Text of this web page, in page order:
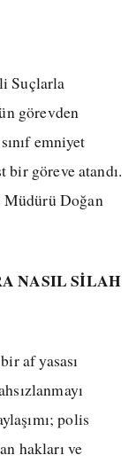
Suçlarla
görevden
emniyet
göreve atandı.
Doğan
NASIL SİLAH
af yasası
polis
hakları ve